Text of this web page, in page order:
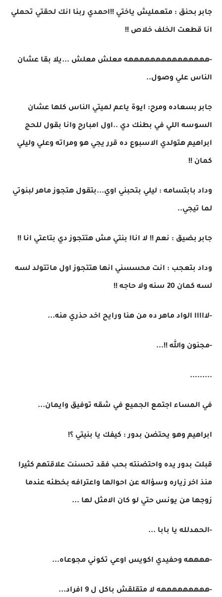
جابر بحنق : متعمليش ياختي !!احمدي ربنا انك لحقتي تحملي
انا قطعت الخلف خلاص !!
-هههههههههههههههه معلش معلش ...يلا بقا عشان
الناس علي وصول..
جابر بسعاده ومرح: ايوة ياعم لميتي الناس كلها عشان
السوسه اللي في بطنك دي ..اول امبارح وانا بقول للحج
ابراهيم هتولدي الاسبوع ده قرر يجي هو ومراته وعلي وليلي
كمان !!
وداد بابتسامه : ليلي بتحبني اوي...بتقول هتجوز ماهر لبنوتي
لما تيجي..
جابر بضيق : نعم !! لا اناا بنتي مش هتتجوز دي بتاعتي انا !!
وداد بتعجب : انت محسسني انها هتتجوز اول ماتتولد لسه
لسه كمان 20 سنه ولا حاجه !!
-لااااا الواد ماهر ده من هنا ورايح اخد حذري منه...
-مجنون والله !!...
.........
في المساء اجتمع الجميع في شقه توفيق وايمان...
ابراهيم وهو يحتضن بدور : كيفك يا بنيتي ؟!
قبلت بدور يده واحتضنته بحب فقد تحسنت علاقتهم كثيرا
منذ اخر زياره وسؤاله عن احوالها واعترافه بخطئه عندما
زوجها من يونس حتي لو كان الامثل لها ...
-الحمدلله يا بابا ...
-ههههه وحفيدي اكويس اوعي تكوني مجوعاه...
-هههههههههه لا متقلقش باكل ل 9 افراد...